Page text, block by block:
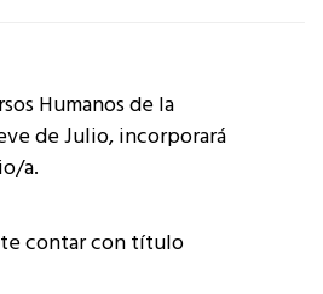
Humanos de la
de Julio, incorporará
a.
contar con título